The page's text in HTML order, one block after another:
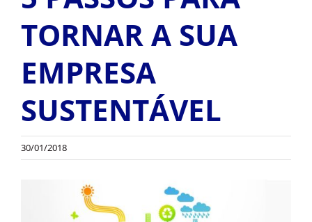
TORNAR A SUA
EMPRESA
SUSTENTÁVEL
30/01/2018